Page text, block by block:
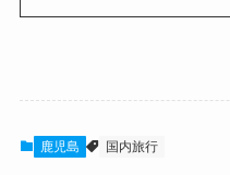
鹿児島 国内旅行